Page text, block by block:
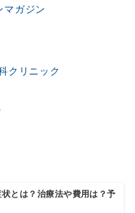
マガジン
クリニック
とは？治療法や費用は？予